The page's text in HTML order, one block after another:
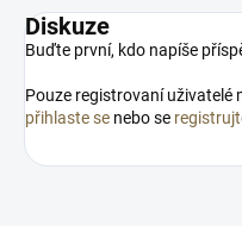
Diskuze
Buďte první, kdo napíše
Pouze registrovaní uživatelé
přihlaste se nebo se